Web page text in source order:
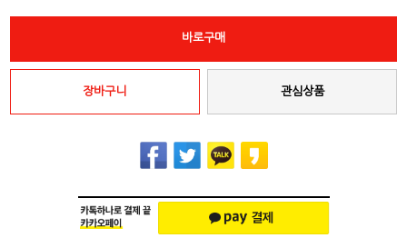
바로구매
장바구니 관심상품